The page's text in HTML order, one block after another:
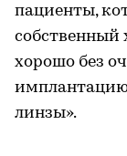
пациенты,
собственный
хорошо без
линзы».